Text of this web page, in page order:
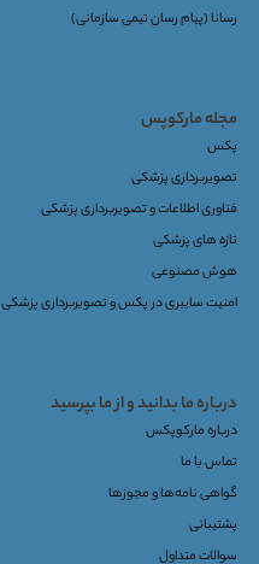
رسانا (پیام رسان تیمی سازمانی)
مجله مارکوپس
پکس
تصویربرداری پزشکی
فناوری اطلاعات و تصویربرداری پزشکی
تازه های پزشکی
هوش مصنوعی
امنیت سایبری در پکس و تصویربرداری پزشکی
درباره ما بدانید و از ما بپرسید
درباره مارکوپکس
تماس با ما
گواهی نامه‌ها و مجوزها
پشتیبانی
سوالات متداول